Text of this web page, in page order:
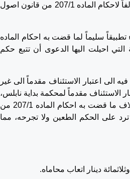
القول بأن اتصال محكمة استئناف رام الله بالطعن الاستئنافي الماثل غدا اتصالاً مخالفاً لاحكام الماده 207/1 من قانون اصول
سليماً لما قضت به احكام الماده
التي احيلت اليها الدعوى أن تتبع حكم
اعتبار الاستئناف مقدماً الى غير
مقدماً لمحكمة بداية نابلس،
وليس لقلم محكمة الاستئناف المختصه أي قلم محكمة استئناف رام الله، على خلاف ما قضت به احكام الماده 207/1 من
على الحكم الطعين ولا تجرحه، مما
دينار اتعاب محاماه.